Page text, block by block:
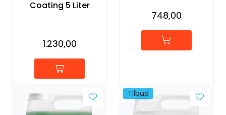
Coating 5 Liter
1.230,00
748,00
Tilbud